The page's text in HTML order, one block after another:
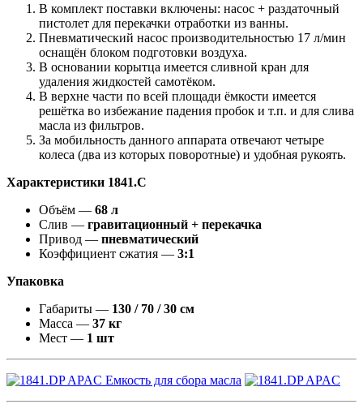
В комплект поставки включены: насос + раздаточный
пистолет для перекачки отработки из ванны.
Пневматический насос производительностью 17 л/мин
оснащён блоком подготовки воздуха.
В основании корытца имеется сливной кран для
удаления жидкостей самотёком.
В верхне части по всей площади ёмкости имеется
решётка во избежание падения пробок и т.п. и для слива
масла из фильтров.
За мобильность данного аппарата отвечают четыре
колеса (два из которых поворотные) и удобная рукоять.
Характеристики 1841.С
Объём — 68 л
Слив — гравитационный + перекачка
Привод — пневматический
Коэффициент сжатия — 3:1
Упаковка
Габариты — 130 / 70 / 30 см
Масса — 37 кг
Мест — 1 шт